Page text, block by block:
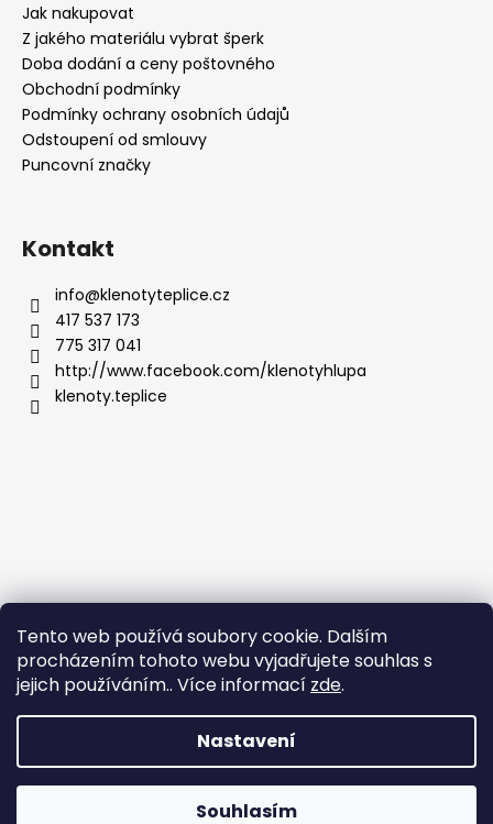
Tento web používá soubory cookie. Dalším
procházením tohoto webu vyjadřujete souhlas s
jejich používáním.. Více informací zde.
Nastavení
Souhlasím
Jak nakupovat
Z jakého materiálu vybrat šperk
Doba dodání a ceny poštovného
Obchodní podmínky
Podmínky ochrany osobních údajů
Odstoupení od smlouvy
Puncovní značky
Kontakt
info@klenotyteplice.cz
417 537 173
775 317 041
http://www.facebook.com/klenotyhlupa
klenoty.teplice
Copyright 2026Klenoty Teplice. Všechna práva
vyhrazena.